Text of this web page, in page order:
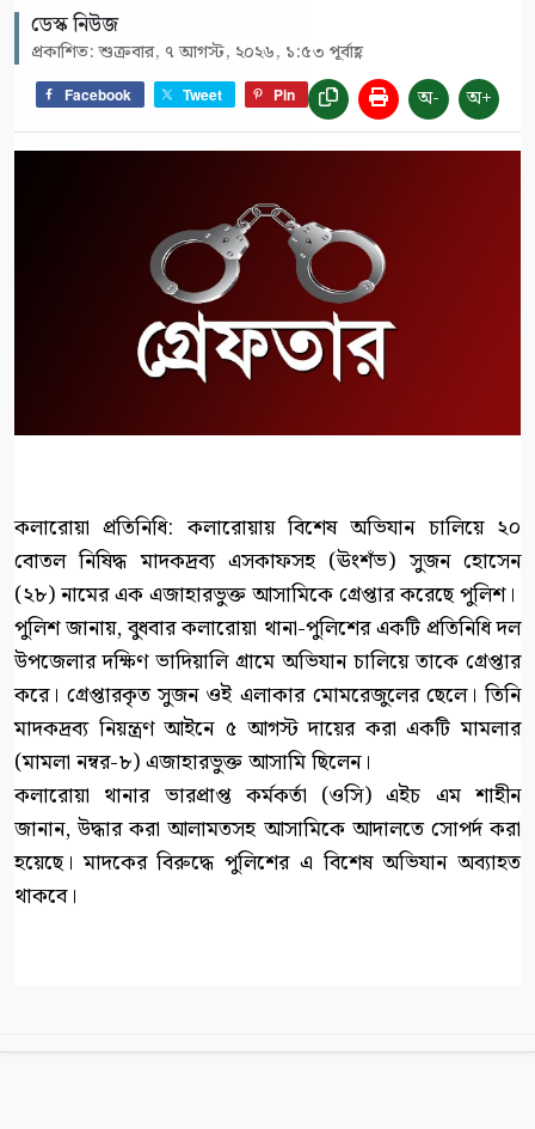
ডেস্ক নিউজ
প্রকাশিত: শুক্রবার, ৭ আগস্ট, ২০২৬, ১:৫৩ পূর্বাহ্ণ
Facebook Tweet Pin অ- অ+
কলারোয়া প্রতিনিধি: কলারোয়ায় বিশেষ অভিযান চালিয়ে ২০
বোতল নিষিদ্ধ মাদকদ্রব্য এসকাফসহ (ঊংশঁভ) সুজন হোসেন
(২৮) নামের এক এজাহারভুক্ত আসামিকে গ্রেপ্তার করেছে পুলিশ।
পুলিশ জানায়, বুধবার কলারোয়া থানা-পুলিশের একটি প্রতিনিধি দল
উপজেলার দক্ষিণ ভাদিয়ালি গ্রামে অভিযান চালিয়ে তাকে গ্রেপ্তার
করে। গ্রেপ্তারকৃত সুজন ওই এলাকার মোমরেজুলের ছেলে। তিনি
মাদকদ্রব্য নিয়ন্ত্রণ আইনে ৫ আগস্ট দায়ের করা একটি মামলার
(মামলা নম্বর-৮) এজাহারভুক্ত আসামি ছিলেন।
কলারোয়া থানার ভারপ্রাপ্ত কর্মকর্তা (ওসি) এইচ এম শাহীন
জানান, উদ্ধার করা আলামতসহ আসামিকে আদালতে সোপর্দ করা
হয়েছে। মাদকের বিরুদ্ধে পুলিশের এ বিশেষ অভিযান অব্যাহত
থাকবে।